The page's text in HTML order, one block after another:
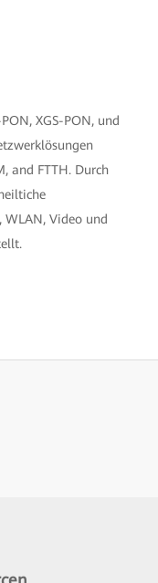
XGS-PON, und
and FTTH. Durch
Video und